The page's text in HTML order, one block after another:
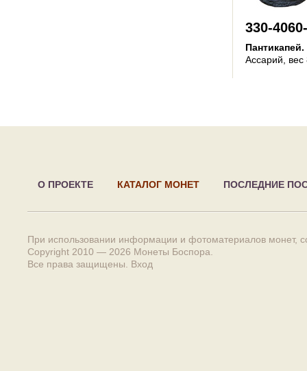
330-
Пантикапей.
Ассарий ,
О ПРОЕКТЕ КАТАЛОГ МОНЕТ ПОСЛЕДНИЕ
При использовании информации и фотоматериалов монет,
Copyright 2010 — 2026 Монеты Боспора
Все права защищены. Вход